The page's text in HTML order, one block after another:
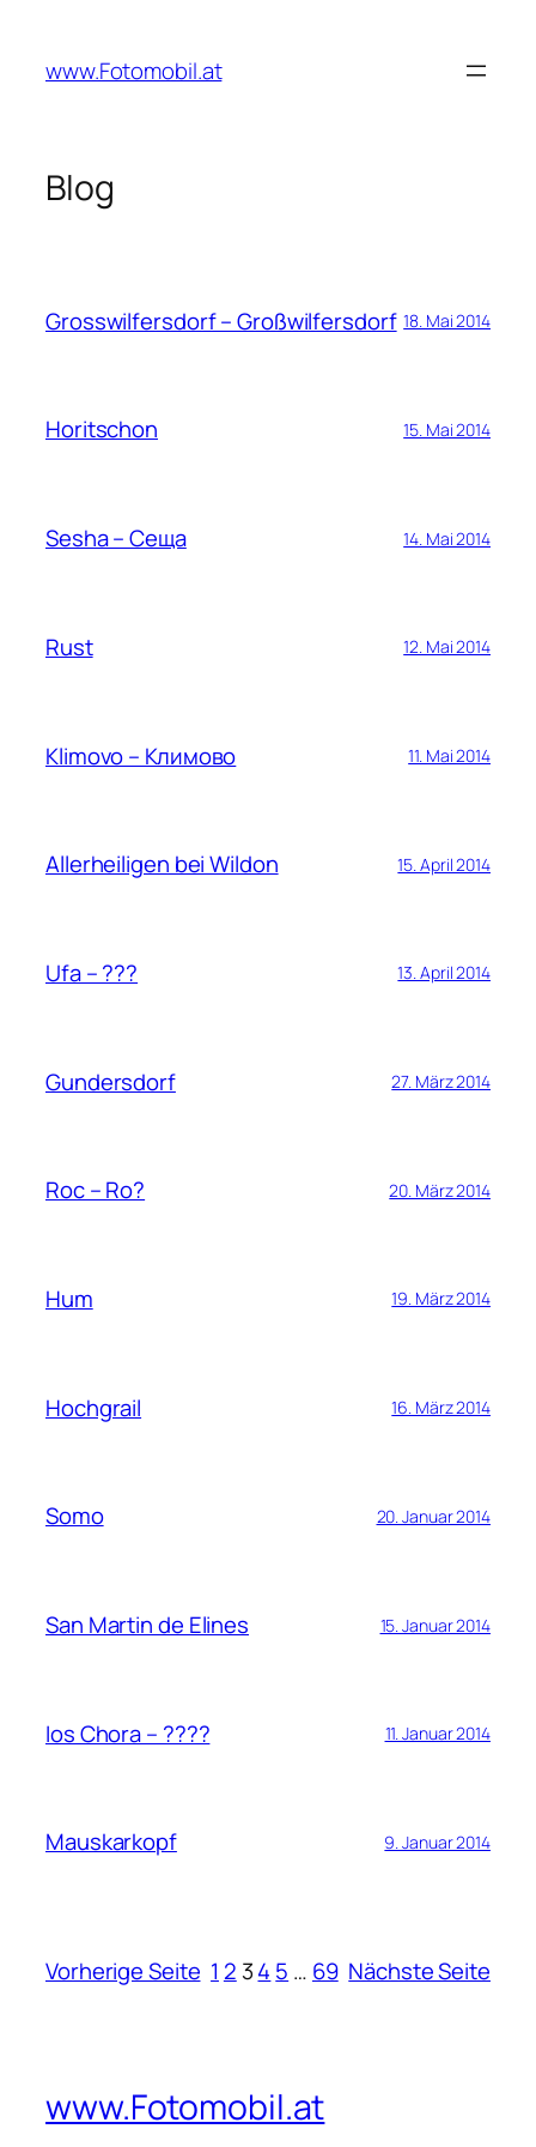
springen
www.Fotomobil.at
Blog
Grosswilfersdorf – Großwilfersdorf 18. Mai 2014
Horitschon 15. Mai 2014
Sesha – Сеща 14. Mai 2014
Rust 12. Mai 2014
Klimovo – Климово 11. Mai 2014
Allerheiligen bei Wildon 15. April 2014
Ufa – ??? 13. April 2014
Gundersdorf 27. März 2014
Roc – Ro? 20. März 2014
Hum 19. März 2014
Hochgrail 16. März 2014
Somo 20. Januar 2014
San Martin de Elines 15. Januar 2014
Ios Chora – ???? 11. Januar 2014
Mauskarkopf 9. Januar 2014
Vorherige Seite 1 2 34 5 … 69 Nächste Seite
www.Fotomobil.at